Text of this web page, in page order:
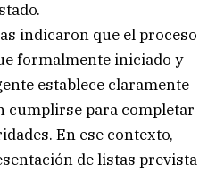
indicaron que el proceso
formalmente iniciado y
establece claramente
cumplirse para completar
En ese contexto,
de listas prevista